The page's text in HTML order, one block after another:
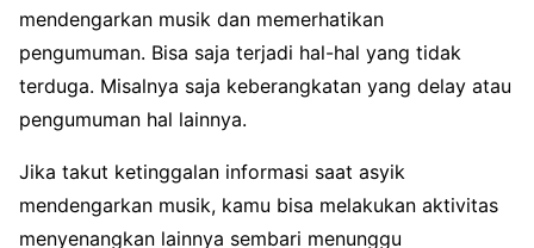
mendengarkan musik dan memerhatikan
pengumuman. Bisa saja terjadi hal-hal yang tidak
terduga. Misalnya saja keberangkatan yang delay atau
pengumuman hal lainnya.
Jika takut ketinggalan informasi saat asyik
mendengarkan musik, kamu bisa melakukan aktivitas
menyenangkan lainnya sembari menunggu